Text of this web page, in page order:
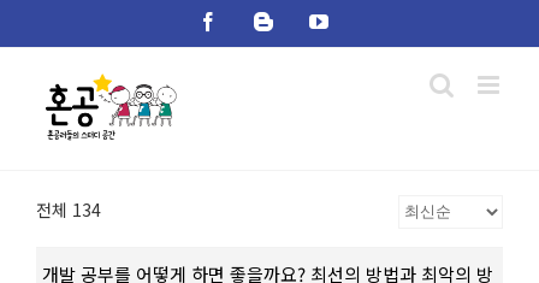
FacebookBloggerYouTube
전체 134
개발 공부를 어떻게 하면 좋을까요? 최선의 방법과 최악의 방